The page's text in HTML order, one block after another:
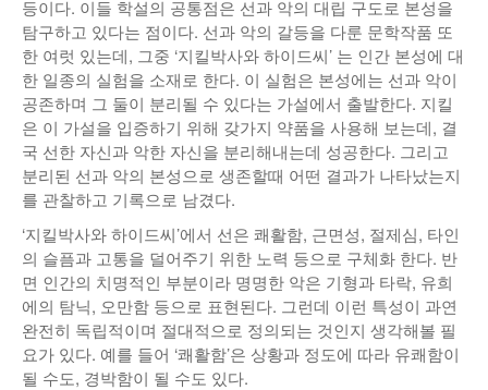
등이다. 이들 학설의 공통점은 선과 악의 대립 구도로 본성을
탐구하고 있다는 점이다. 선과 악의 갈등을 다룬 문학작품 또
한 여럿 있는데, 그중 ‘지킬박사와 하이드씨’ 는 인간 본성에 대
한 일종의 실험을 소재로 한다. 이 실험은 본성에는 선과 악이
공존하며 그 둘이 분리될 수 있다는 가설에서 출발한다. 지킬
은 이 가설을 입증하기 위해 갖가지 약품을 사용해 보는데, 결
국 선한 자신과 악한 자신을 분리해내는데 성공한다. 그리고
분리된 선과 악의 본성으로 생존할때 어떤 결과가 나타났는지
를 관찰하고 기록으로 남겼다.
‘지킬박사와 하이드씨’에서 선은 쾌활함, 근면성, 절제심, 타인
의 슬픔과 고통을 덜어주기 위한 노력 등으로 구체화 한다. 반
면 인간의 치명적인 부분이라 명명한 악은 기형과 타락, 유희
에의 탐닉, 오만함 등으로 표현된다. 그런데 이런 특성이 과연
완전히 독립적이며 절대적으로 정의되는 것인지 생각해볼 필
요가 있다. 예를 들어 ‘쾌활함’은 상황과 정도에 따라 유쾌함이
될 수도, 경박함이 될 수도 있다.